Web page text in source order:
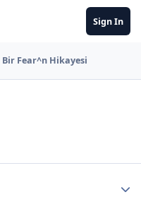
Sign In
Bir Fear^n Hikayesi